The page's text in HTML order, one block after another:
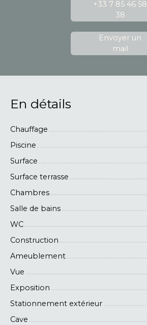
+33 7 85 46 58
38
Envoyer un
mail
En détails
Chauffage
Piscine
Surface
Surface terrasse
Chambres
Salle de bains
WC
Construction
Ameublement
Vue
Exposition
Stationnement extérieur
Cave